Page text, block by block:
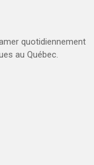
quotidiennement
au Québec.